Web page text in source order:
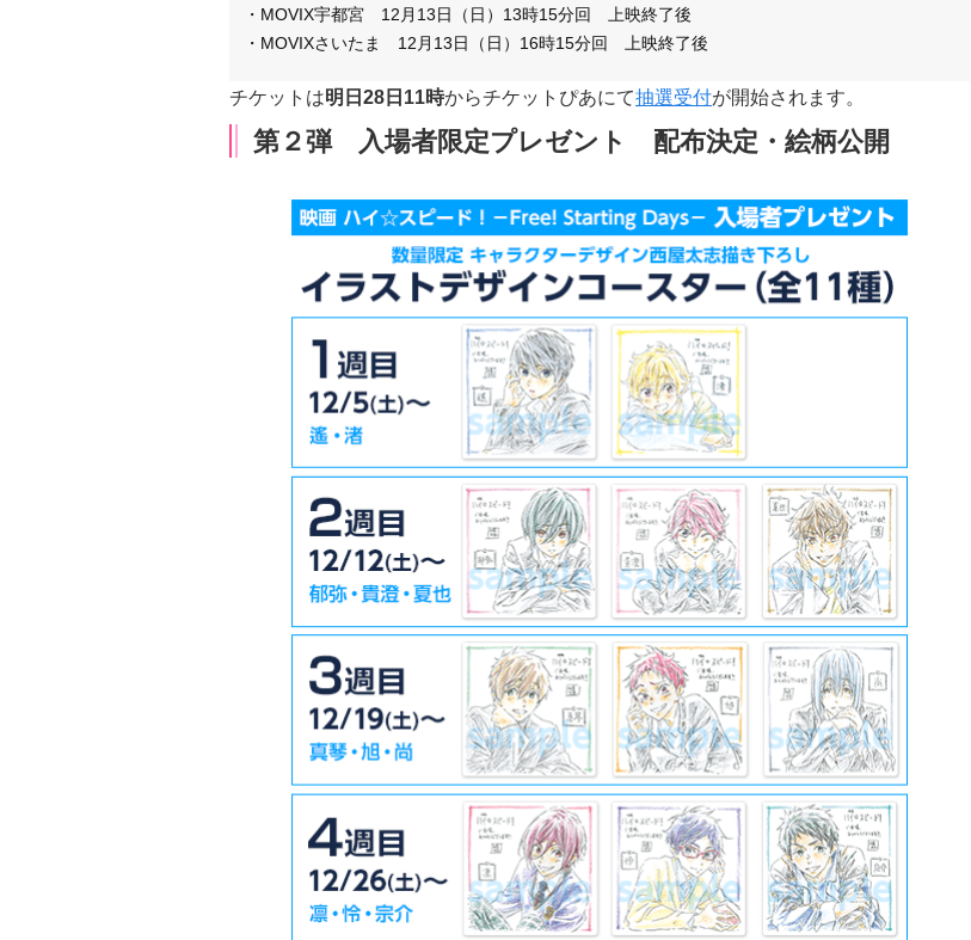
・MOVIX宇都宮 12月13日（日）13時15分回 上映終了後
・MOVIXさいたま 12月13日（日）16時15分回 上映終了後
チケットは明日28日11時からチケットぴあにて抽選受付が開始されます。
第２弾 入場者限定プレゼント 配布決定・絵柄公開